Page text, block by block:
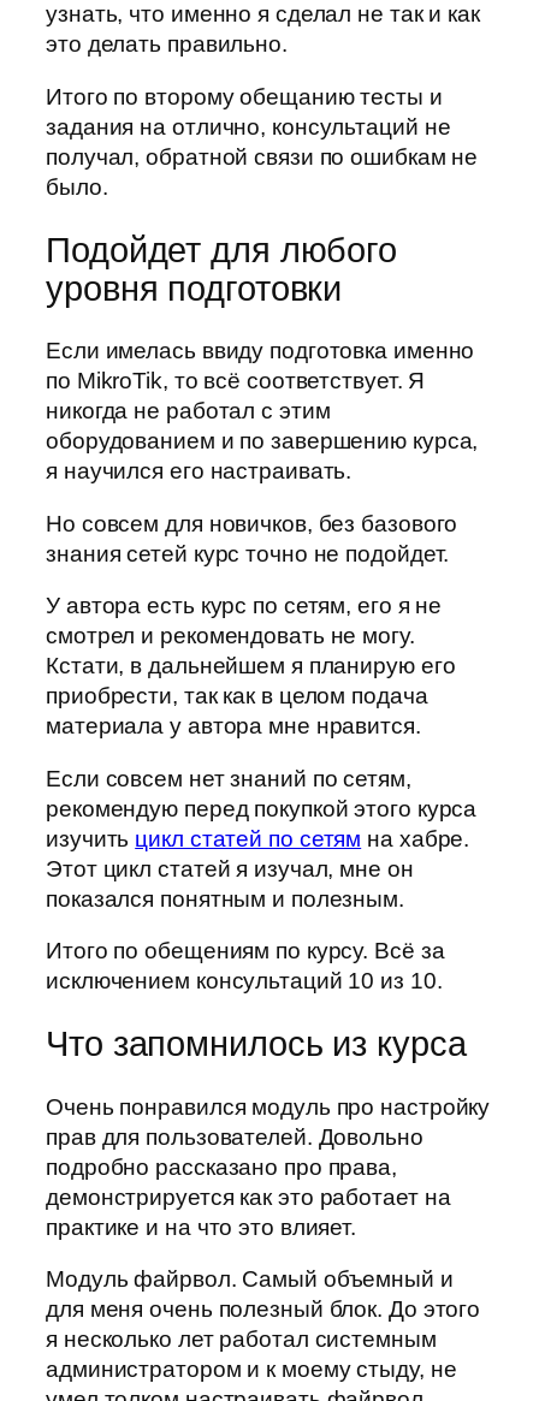
узнать, что именно я сделал не так и как
это делать правильно.
Итого по второму обещанию тесты и
задания на отлично, консультаций не
получал, обратной связи по ошибкам не
было.
Подойдет для любого
уровня подготовки
Если имелась ввиду подготовка именно
по MikroTik, то всё соответствует. Я
никогда не работал с этим
оборудованием и по завершению курса,
я научился его настраивать.
Но совсем для новичков, без базового
знания сетей курс точно не подойдет.
У автора есть курс по сетям, его я не
смотрел и рекомендовать не могу.
Кстати, в дальнейшем я планирую его
приобрести, так как в целом подача
материала у автора мне нравится.
Если совсем нет знаний по сетям,
рекомендую перед покупкой этого курса
изучить цикл статей по сетям на хабре.
Этот цикл статей я изучал, мне он
показался понятным и полезным.
Итого по обещениям по курсу. Всё за
исключением консультаций 10 из 10.
Что запомнилось из курса
Очень понравился модуль про настройку
прав для пользователей. Довольно
подробно рассказано про права,
демонстрируется как это работает на
практике и на что это влияет.
Модуль файрвол. Самый объемный и
для меня очень полезный блок. До этого
я несколько лет работал системным
администратором и к моему стыду, не